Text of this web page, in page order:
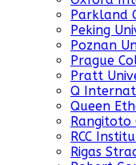
Parkland
Peking
Poznan
Prague
Pratt
Q
Queen
Rangitoto
RCC
Rigas